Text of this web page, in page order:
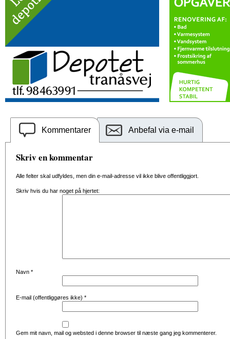
Kommentarer Anbefal via e-mail
Skriv en kommentar
Alle felter skal udfyldes, men din e-mail-adresse vil ikke blive offentliggjort.
Skriv hvis du har noget på hjertet:
Navn *
E-mail (offentliggøres ikke) *
Gem mit navn, mail og websted i denne browser til næste gang jeg kommenterer.